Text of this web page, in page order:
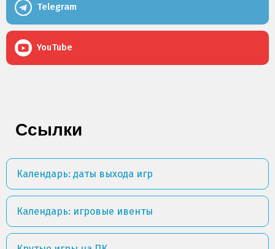
Telegram
YouTube
Ссылки
Календарь: даты выхода игр
Календарь: игровые ивенты